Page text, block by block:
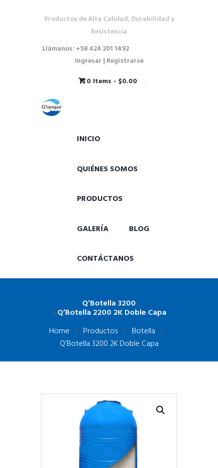
Productos de Alta Calidad, Durabilidad y
Resistencia
Llámanos: +58 424 201 1492
Ingresar | Registrarse
0 Items - $0.00
INICIO
QUIÉNES SOMOS
PRODUCTOS
GALERÍA BLOG
CONTÁCTANOS
Q’Botella 3200
Q’Botella 2200 2K Doble Capa
Home
Productos
Botella
Q’Botella 3200 2K Doble Capa